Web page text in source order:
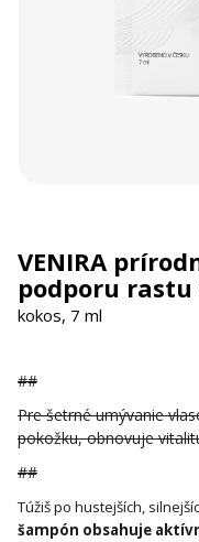
##
Pre šetrné umývanie
pokožku, obnovuje
##
Túžiš po hustejších,
šampón obsahuje
VENIRA
podporu rastu
kokos, 7 ml